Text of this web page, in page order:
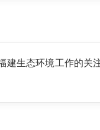
建生态环境工作的关